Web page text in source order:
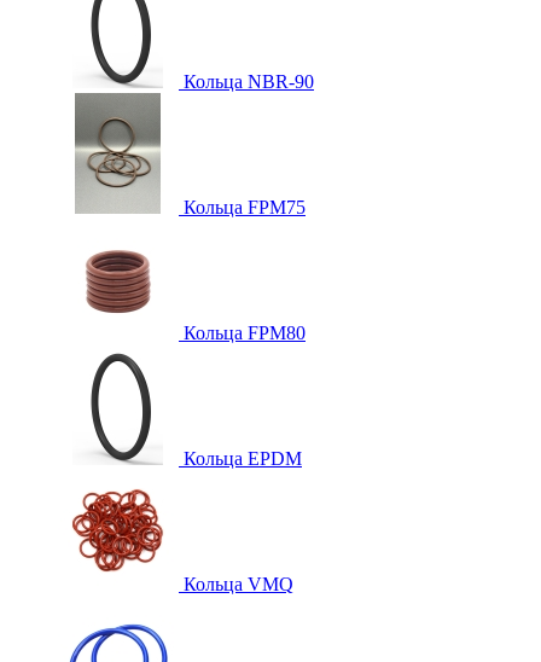
Кольца NBR-90
Кольца FPM75
Кольца FPM80
Кольца EPDM
Кольца VMQ